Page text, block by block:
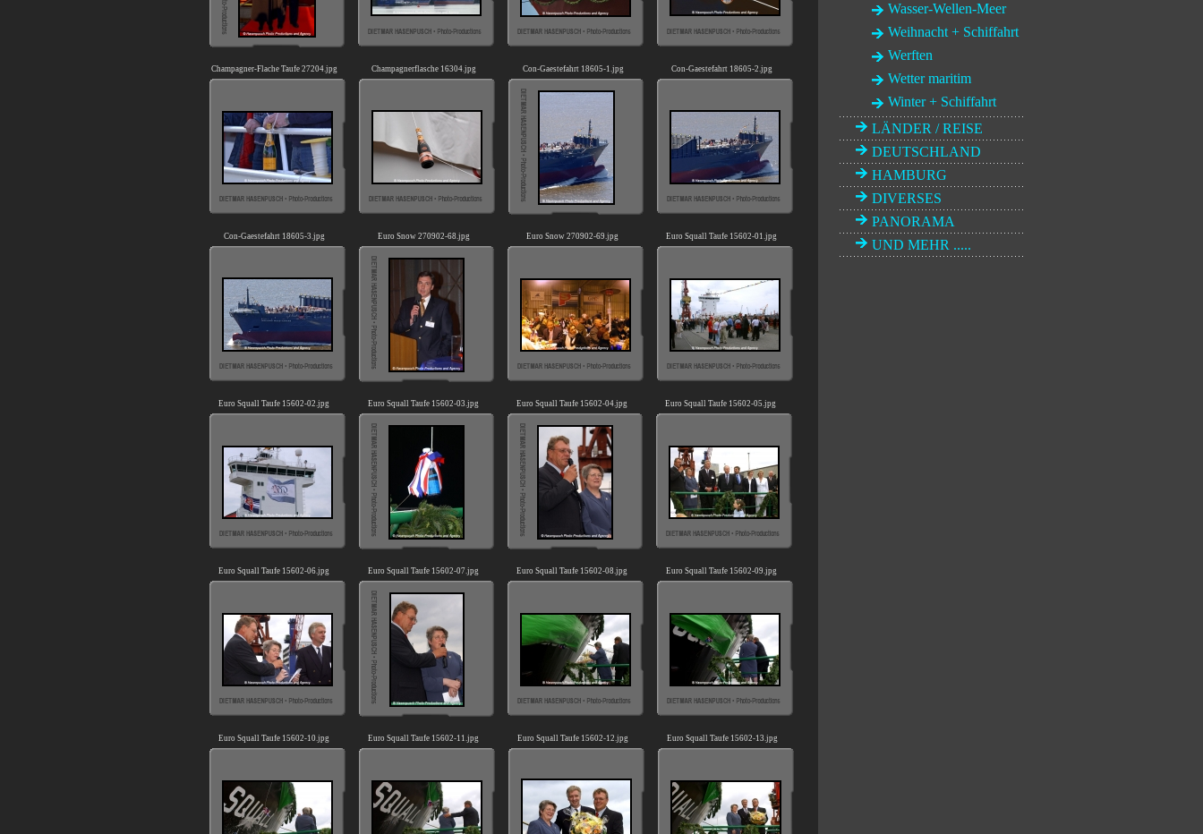
Champagner-Flache Taufe 27204.jpg Champagnerflasche 16304.jpg Con-Gaestefahrt 18605-1.jpg Con-Gaestefahrt 18605-2.jpg
Con-Gaestefahrt 18605-3.jpg Euro Snow 270902-68.jpg Euro Snow 270902-69.jpg Euro Squall Taufe 15602-01.jpg
Euro Squall Taufe 15602-02.jpg Euro Squall Taufe 15602-03.jpg Euro Squall Taufe 15602-04.jpg Euro Squall Taufe 15602-05.jpg
Euro Squall Taufe 15602-06.jpg Euro Squall Taufe 15602-07.jpg Euro Squall Taufe 15602-08.jpg Euro Squall Taufe 15602-09.jpg
Euro Squall Taufe 15602-10.jpg Euro Squall Taufe 15602-11.jpg Euro Squall Taufe 15602-12.jpg Euro Squall Taufe 15602-13.jpg
Wasser-Wellen-Meer
Weihnacht + Schiffahrt
Werften
Wetter maritim
Winter + Schiffahrt
LÄNDER / REISE
DEUTSCHLAND
HAMBURG
DIVERSES
PANORAMA
UND MEHR .....